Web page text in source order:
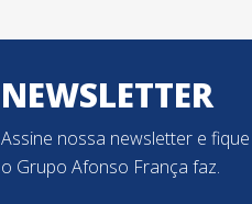
NEWSLETTER
Assine nossa newsletter e
o Grupo Afonso França faz.